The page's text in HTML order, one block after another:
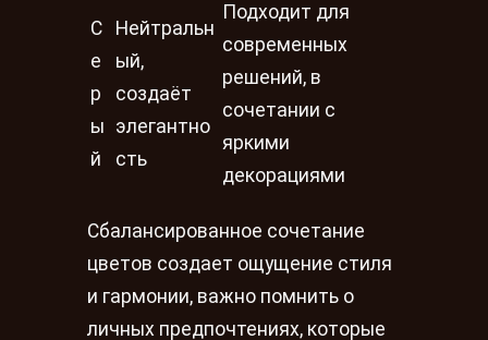
С
е
р
ы
й
Нейтральн
ый,
создаёт
элегантно
сть
Подходит для
современных
решений, в
сочетании с
яркими
декорациями
Сбалансированное сочетание
цветов создает ощущение стиля
и гармонии, важно помнить о
личных предпочтениях, которые